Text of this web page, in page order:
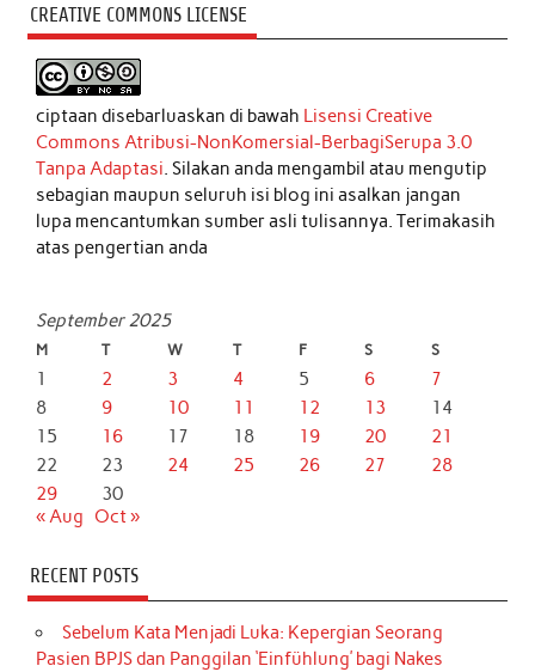
CREATIVE COMMONS LICENSE
ciptaan disebarluaskan di bawah Lisensi Creative
Commons Atribusi-NonKomersial-BerbagiSerupa 3.0
Tanpa Adaptasi . Silakan anda mengambil atau mengutip
sebagian maupun seluruh isi blog ini asalkan jangan
lupa mencantumkan sumber asli tulisannya. Terimakasih
atas pengertian anda
September 2025
M T W T F S S
1 2 3 4 5 6
7
8
9 10 11 12 13
14
15
16 17 18 19 20
21
22
23 24 25 26 27
28
29
30
« Aug
Oct »
RECENT POSTS
Sebelum Kata Menjadi Luka: Kepergian Seorang
Pasien BPJS dan Panggilan ‘Einfühlung’ bagi Nakes